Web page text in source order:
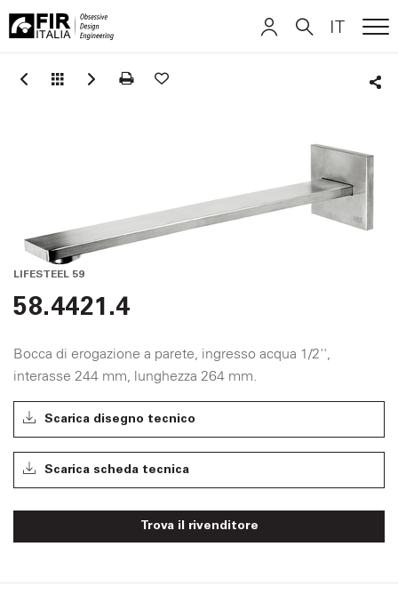
Italia
IT
LIFESTEEL 59
58.4421.4
Bocca di erogazione a parete, ingresso acqua 1/2'',
interasse 244 mm, lunghezza 264 mm.
Scarica disegno tecnico
Scarica scheda tecnica
Trova il rivenditore
DEUTSCH
DEUTSCH